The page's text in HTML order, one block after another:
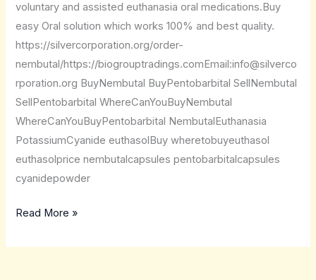
voluntary and assisted euthanasia oral medications.Buy
easy Oral solution which works 100% and best quality.
https://silvercorporation.org/order-
nembutal/https://biogrouptradings.comEmail:info@silverco
rporation.org BuyNembutal BuyPentobarbital SellNembutal
SellPentobarbital WhereCanYouBuyNembutal
WhereCanYouBuyPentobarbital NembutalEuthanasia
PotassiumCyanide euthasolBuy wheretobuyeuthasol
euthasolprice nembutalcapsules pentobarbitalcapsules
cyanidepowder
Read More »